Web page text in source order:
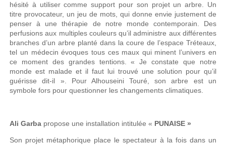
hésité à utiliser comme support pour son projet un arbre. Un
titre provocateur, un jeu de mots, qui donne envie justement de
penser à une thérapie de notre monde contemporain. Des
perfusions aux multiples couleurs qu’il administre aux différentes
branches d’un arbre planté dans la coure de l’espace Tréteaux,
tel un médecin évoques tous ces maux qui minent l’univers en
ce moment des grandes tentions. « Je constate que notre
monde est malade et il faut lui trouvé une solution pour qu’il
guérisse dit-il ». Pour Alhouseini Touré, son arbre est un
symbole fors pour questionner les changements climatiques.
Ali Garba propose une installation intitulée « PUNAISE »
Son projet métaphorique place le spectateur à la fois dans un